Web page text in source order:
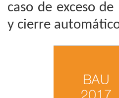
caso de exceso
y cierre